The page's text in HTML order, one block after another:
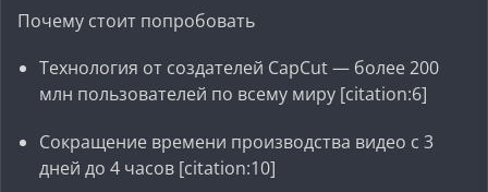
Почему стоит попробовать
Технология от создателей CapCut — более 200
млн пользователей по всему миру [citation:6]
Сокращение времени производства видео с 3
дней до 4 часов [citation:10]